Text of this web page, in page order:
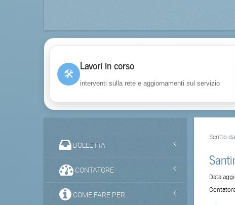
🛠
Lavori in corso
interventi sulla rete e aggiornamenti sul servizio
Scritto
Data
BOLLETTA
CONTATORE
COME FARE PER...